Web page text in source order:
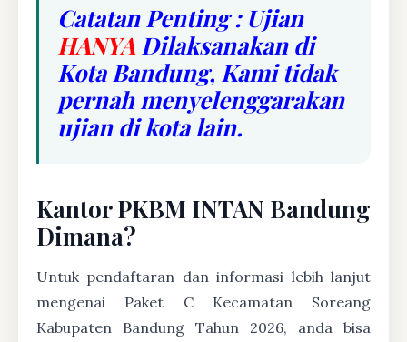
Catatan Penting : Ujian
HANYA Dilaksanakan di
Kota Bandung, Kami tidak
pernah menyelenggarakan
ujian di kota lain.
Kantor PKBM INTAN Bandung
Dimana?
Untuk pendaftaran dan informasi lebih lanjut
mengenai Paket C Kecamatan Soreang
Kabupaten Bandung Tahun 2026, anda bisa